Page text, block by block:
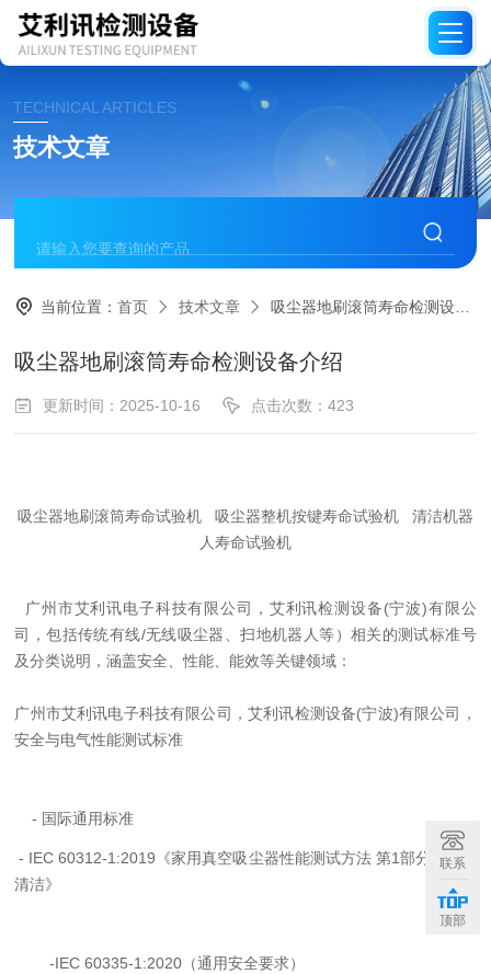
TECHNICAL ARTICLES
技术文章
当前位置：首页 技术文章 吸尘器地刷滚筒寿命检测设备介绍
吸尘器地刷滚筒寿命检测设备介绍
更新时间：2025-10-16 点击次数：423
吸尘器地刷滚筒寿命试验机 吸尘器整机按键寿命试验机 清洁机器
人寿命试验机
广州市艾利讯电子科技有限公司，艾利讯检测设备(宁波)有限公
司，包括传统有线/无线吸尘器、扫地机器人等）相关的测试标准号
及分类说明，涵盖安全、性能、能效等关键领域：
广州市艾利讯电子科技有限公司，艾利讯检测设备(宁波)有限公司，
安全与电气性能测试标准
- 国际通用标准
- IEC 60312-1:2019 《家用真空吸尘器性能测试方法 第1部分：干式
清洁》
-IEC 60335-1:2020 （通用安全要求）
联系
顶部